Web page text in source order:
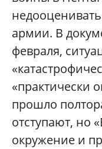
армии. В
февраля,
«практически
прошло
отступают, но
окружение и